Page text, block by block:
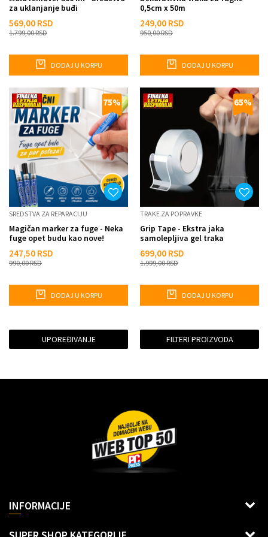
za uklanjanje buđi
569,00 RSD
1.799,00RSD
DODAJ U KORPU
0,5cm x 50m
249,00 RSD
950,00RSD
DODAJ U KORPU
75%
SREDSTVA ZA REPARACIJU
Magičan marker za fuge - Neka
fuge opet budu kao nove!
247,50 RSD
990,00RSD
DODAJ U KORPU
65%
TRAKE ZA POPRAVKE
Grip Tape - Ekstra jaka
samolepljiva gel traka
699,00 RSD
1.999,00RSD
DODAJ U KORPU
UPOREĐIVANJE FILTERI PROIZVODA
INFORMACIJE